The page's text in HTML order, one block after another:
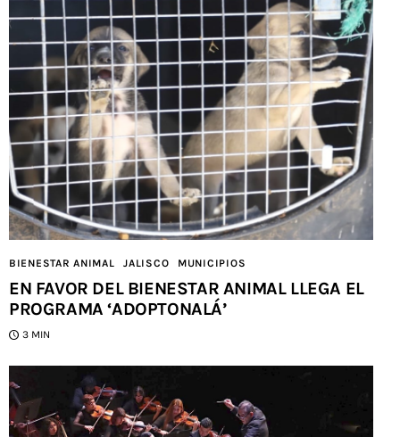
BIENESTAR ANIMAL JALISCO MUNICIPIOS
EN FAVOR DEL BIENESTAR ANIMAL LLEGA EL
PROGRAMA ‘ADOPTONALÁ’
3 MIN